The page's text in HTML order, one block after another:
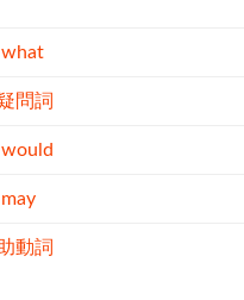
what
問詞
動詞